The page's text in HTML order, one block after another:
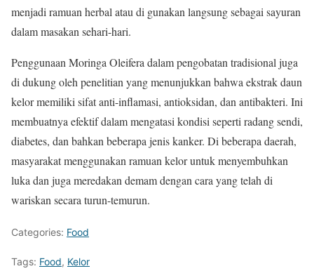
menjadi ramuan herbal atau di gunakan langsung sebagai sayuran
dalam masakan sehari-hari.
Penggunaan Moringa Oleifera dalam pengobatan tradisional juga
di dukung oleh penelitian yang menunjukkan bahwa ekstrak daun
kelor memiliki sifat anti-inflamasi, antioksidan, dan antibakteri. Ini
membuatnya efektif dalam mengatasi kondisi seperti radang sendi,
diabetes, dan bahkan beberapa jenis kanker. Di beberapa daerah,
masyarakat menggunakan ramuan kelor untuk menyembuhkan
luka dan juga meredakan demam dengan cara yang telah di
wariskan secara turun-temurun.
Categories: Food
Tags: Food, Kelor